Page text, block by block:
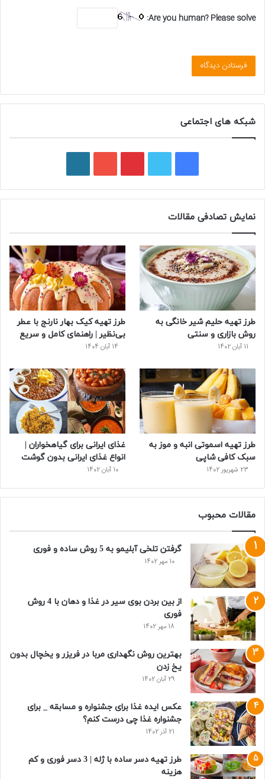
Are you human? Please solve:
شبکه های اجتماعی
ی
س
ب
و
ک
و
ی
ت
ر
ی
ت
ر
ی
س
ت
و
ی
و
ب
ر
پ
ر
س
نمایش تصادفی مقالات
طرز تهیه حلیم شیر خانگی به
روش بازاری و سنتی
11 آبان 1402
طرز تهیه کیک بهار نارنج با عطر
بی‌نظیر | راهنمای کامل و سریع
14 آبان 1404
طرز تهیه اسموتی انبه و موز به
سبک کافی شاپی
23 شهریور 1402
غذای ایرانی برای گیاهخواران |
انواع غذای ایرانی بدون گوشت
10 آبان 1402
مقالات محبوب
گرفتن تلخی آبلیمو به 5 روش ساده و فوری
10 مهر 1402
از بین بردن بوی سیر در غذا و دهان با 4 روش
فوری
18 مهر 1402
بهترین روش نگهداری مربا در فریزر و یخچال بدون
یخ زدن
29 آبان 1402
عکس ایده غذا برای جشنواره و مسابقه _ برای
جشنواره غذا چی درست کنم؟
21 آذر 1402
طرز تهیه دسر ساده با ژله | 3 دسر فوری و کم
هزینه